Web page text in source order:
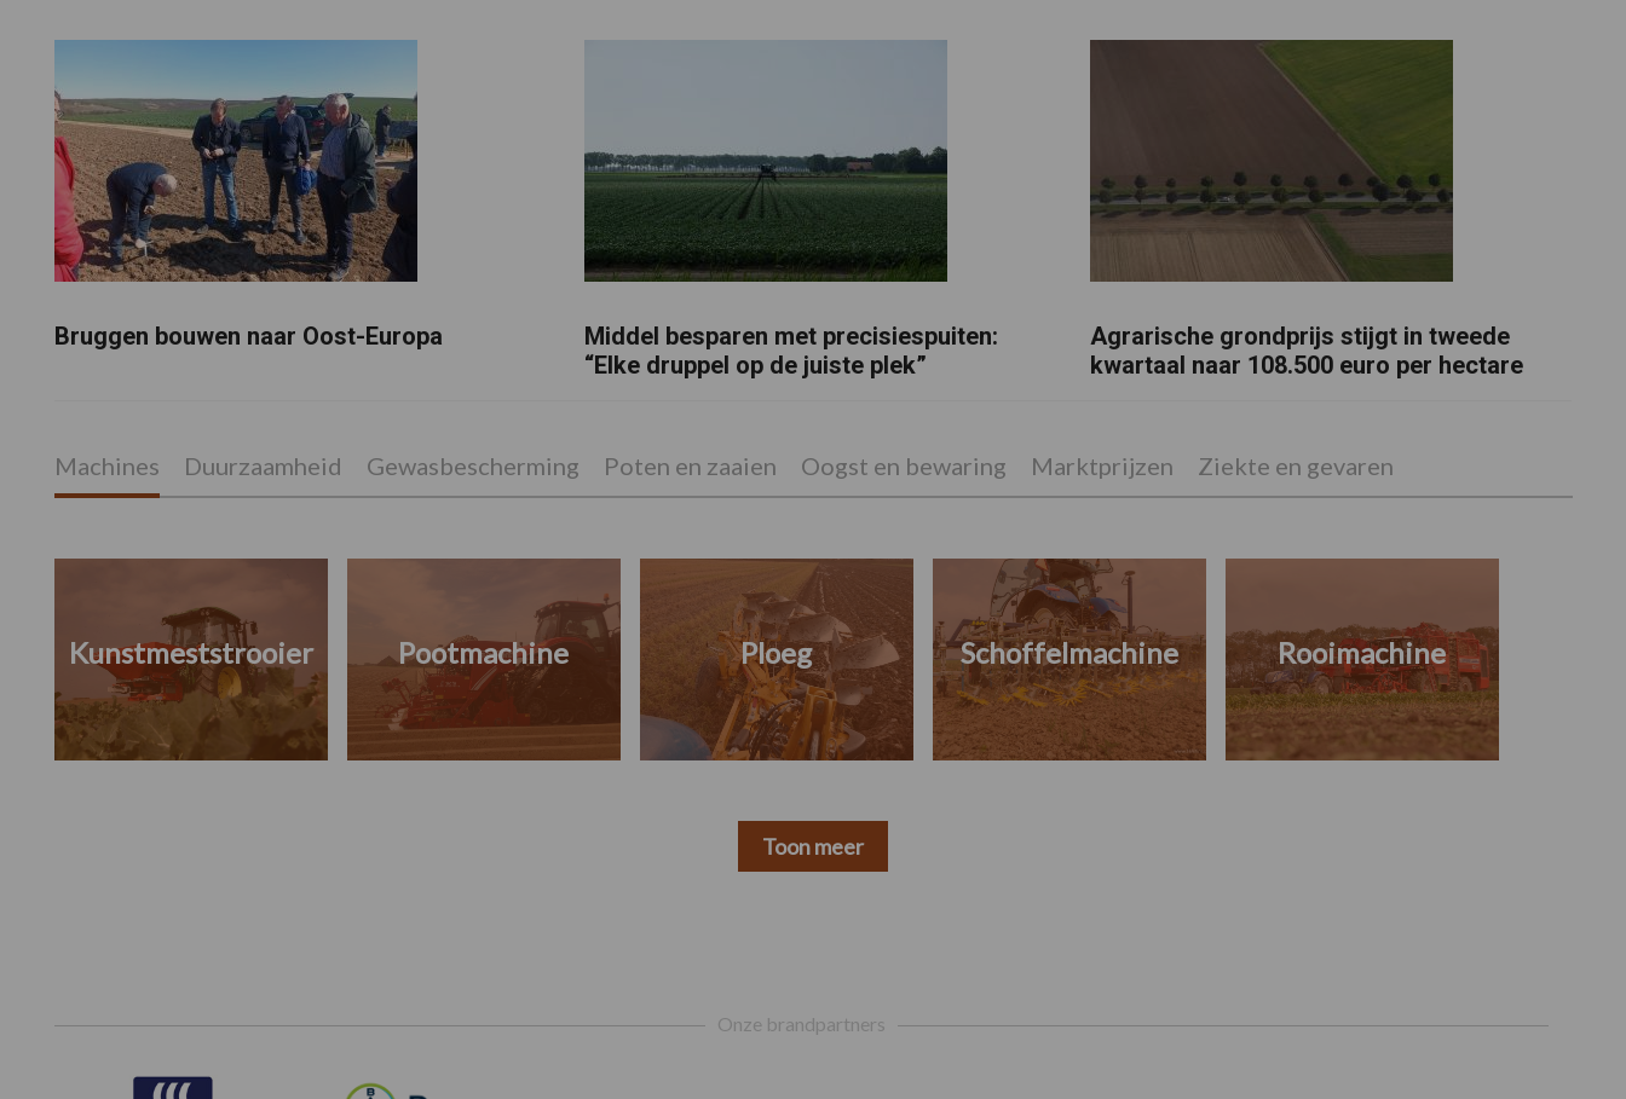
Bruggen bouwen naar Oost-Europa
Middel besparen met precisiespuiten:
“Elke druppel op de juiste plek”
Agrarische grondprijs stijgt in tweede
kwartaal naar 108.500 euro per hectare
Machines Duurzaamheid Gewasbescherming Poten en zaaien Oogst en bewaring Marktprijzen Ziekte en gevaren
Kunstmeststrooier Pootmachine Ploeg Schoffelmachine Rooimachine
Toon meer
Onze brandpartners